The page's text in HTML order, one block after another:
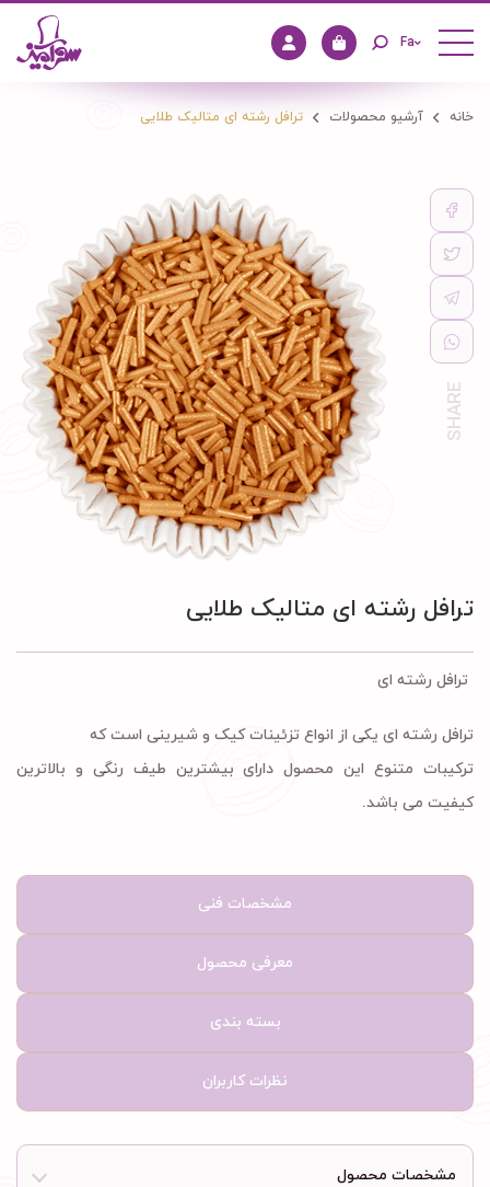
Fa
خانه آرشیو محصولات ترافل رشته ای متالیک طلایی
ترافل رشته ای متالیک طلایی
ترافل رشته ای
ترافل رشته ای یکی از انواع تزئینات کیک و شیرینی است که
ترکیبات متنوع این محصول دارای بیشترین طیف رنگی و بالاترین
کیفیت می باشد.
مشخصات فنی
معرفی محصول
بسته بندی
نظرات کاربران
مشخصات محصول